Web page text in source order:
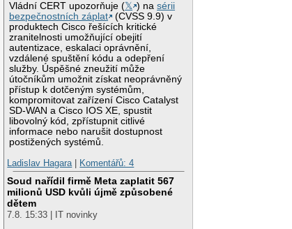
Vládní CERT upozorňuje (𝕏 ) nasérii
bezpečnostních záplat
(CVSS 9.9) v
produktech Cisco řešících kritické
zranitelnosti umožňující obejití
autentizace, eskalaci oprávnění,
vzdálené spuštění kódu a odepření
služby. Úspěšné zneužití může
útočníkům umožnit získat neoprávněný
přístup k dotčeným systémům,
kompromitovat zařízení Cisco Catalyst
SD-WAN a Cisco IOS XE, spustit
libovolný kód, zpřístupnit citlivé
informace nebo narušit dostupnost
postižených systémů.
Ladislav Hagara
Komentářů: 4
Soud nařídil firmě Meta zaplatit 567
milionů USD kvůli újmě způsobené
dětem
7.8. 15:33 | IT novinky